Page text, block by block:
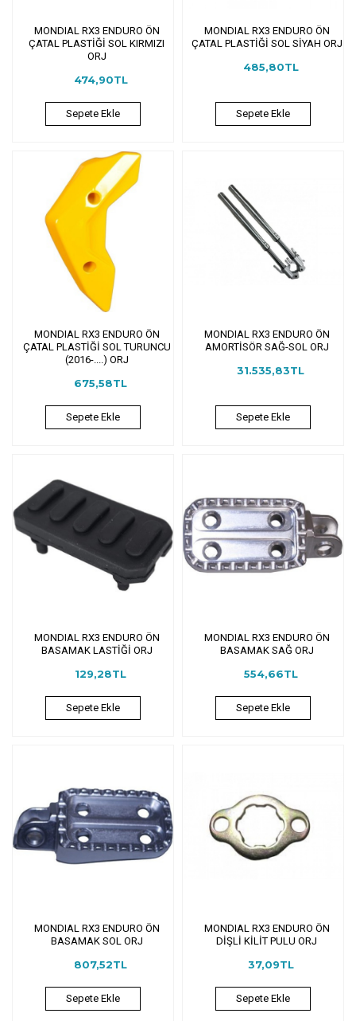
MONDIAL RX3 ENDURO ÖN
ÇATAL PLASTİĞİ SOL KIRMIZI
ORJ
474,90TL
Sepete Ekle
MONDIAL RX3 ENDURO ÖN
ÇATAL PLASTİĞİ SOL SİYAH ORJ
485,80TL
Sepete Ekle
MONDIAL RX3 ENDURO ÖN
ÇATAL PLASTİĞİ SOL TURUNCU
(2016-....) ORJ
675,58TL
Sepete Ekle
MONDIAL RX3 ENDURO ÖN
AMORTİSÖR SAĞ-SOL ORJ
31.535,83TL
Sepete Ekle
MONDIAL RX3 ENDURO ÖN
BASAMAK LASTİĞİ ORJ
129,28TL
Sepete Ekle
MONDIAL RX3 ENDURO ÖN
BASAMAK SAĞ ORJ
554,66TL
Sepete Ekle
MONDIAL RX3 ENDURO ÖN
BASAMAK SOL ORJ
807,52TL
Sepete Ekle
MONDIAL RX3 ENDURO ÖN
DİŞLİ KİLİT PULU ORJ
37,09TL
Sepete Ekle